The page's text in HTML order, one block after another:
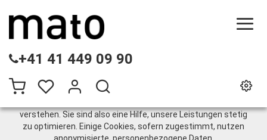
+41 41 449 09 90
Plattenverbinder
DIESE WEBSITE VERWENDET COOKIES
Wir nutzen auf unserer Website verschiedene Cookies:
Einige sind notwendig für den korrekten Betrieb der Website,
andere ermöglichen Ihnen mehr Funktionalitäten, und noch
verstehen. Sie sind also eine Hilfe, unsere Leistungen stetig
zu optimieren. Einige Cookies, sofern zugestimmt, nutzen